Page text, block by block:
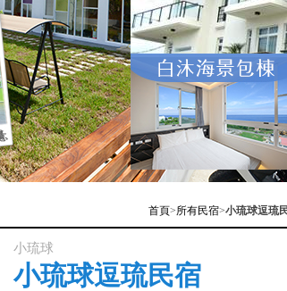
首頁>所有民宿>小琉球逗琉
小琉球
小琉球逗琉民宿